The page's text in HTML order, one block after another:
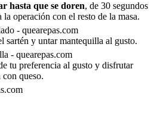
hasta que se doren, de 30 segundos
operación con el resto de la masa.
sartén y untar mantequilla al gusto.
tu preferencia al gusto y disfrutar
con queso.